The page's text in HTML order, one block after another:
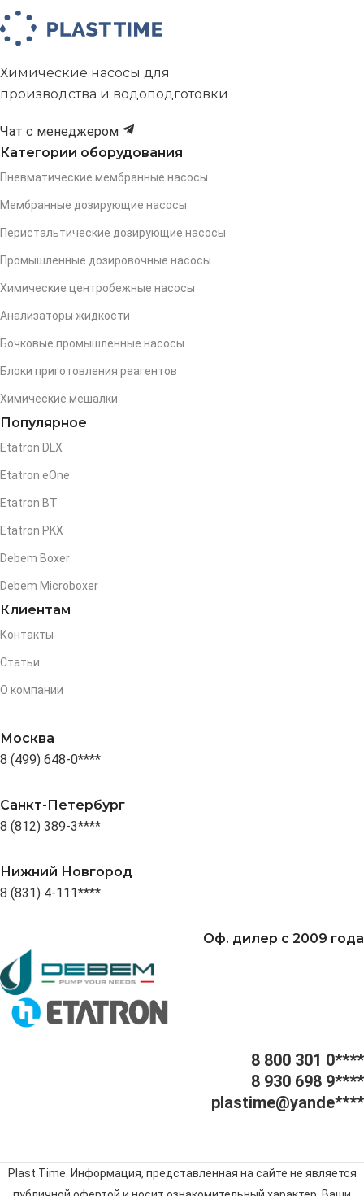
Химические насосы для
производства и водоподготовки
Чат с менеджером
Категории оборудования
Пневматические мембранные насосы
Мембранные дозирующие насосы
Перистальтические дозирующие насосы
Промышленные дозировочные насосы
Химические центробежные насосы
Анализаторы жидкости
Бочковые промышленные насосы
Блоки приготовления реагентов
Химические мешалки
Популярное
Etatron DLX
Etatron eOne
Etatron BT
Etatron PKX
Debem Boxer
Debem Microboxer
Клиентам
Контакты
Статьи
О компании
Москва
8 (499) 648-0****
Санкт-Петербург
8 (812) 389-3****
Нижний Новгород
8 (831) 4-111****
Оф. дилер с 2009 года
8 800 301 0****
8 930 698 9****
plastime@yande****
Plast Time. Информация, представленная на сайте не является